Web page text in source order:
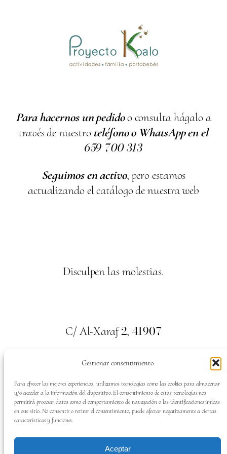
Gestionar consentimiento
Para ofrecer las mejores experiencias, utilizamos tecnologías como las cookies para almacenar
y/o acceder a la información del dispositivo. El consentimiento de estas tecnologías nos
permitirá procesar datos como el comportamiento de navegación o las identificaciones únicas
en este sitio. No consentir o retirar el consentimiento, puede afectar negativamente a ciertas
características y funciones.
Aceptar
Para hacernos un pedidoo consulta hágalo a
través de nuestro teléfono o WhatsApp en el
659 700313
Seguimos en activo, pero estamos
actualizando el catálogo de nuestra web
Disculpen las molestias.
C/ Al-Xaraf2, 41907
Valencina de la Concepción. Sevilla
Tel:659700313
SÍGUENOS EN: